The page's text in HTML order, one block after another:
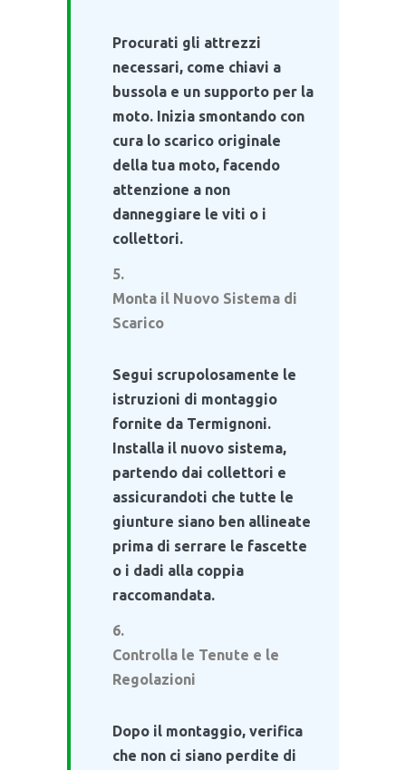
Procurati gli attrezzi
necessari, come chiavi a
bussola e un supporto per la
moto. Inizia smontando con
cura lo scarico originale
della tua moto, facendo
attenzione a non
danneggiare le viti o i
collettori.
Monta il Nuovo Sistema di
Scarico
Segui scrupolosamente le
istruzioni di montaggio
fornite da Termignoni.
Installa il nuovo sistema,
partendo dai collettori e
assicurandoti che tutte le
giunture siano ben allineate
prima di serrare le fascette
o i dadi alla coppia
raccomandata.
Controlla le Tenute e le
Regolazioni
Dopo il montaggio, verifica
che non ci siano perdite di